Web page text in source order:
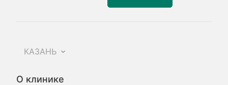
КАЗАНЬ
О клинике